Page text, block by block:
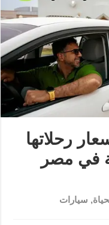
رحلاتها
في مصر
, سيارات